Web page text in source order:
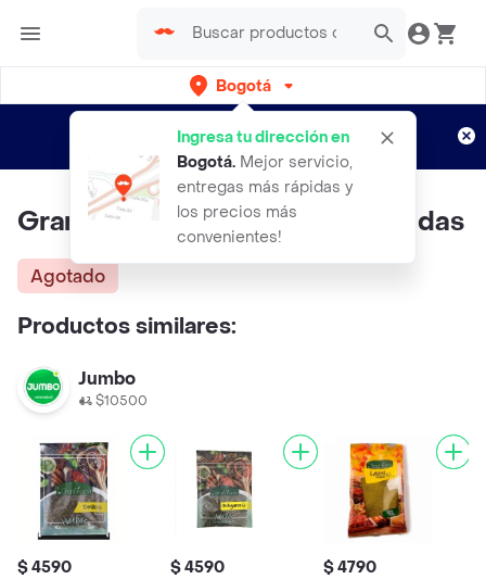
Bogotá
Ingresa tu dirección en
Bogotá. Mejor servicio,
entregas más rápidas y
los precios más
convenientes!
envíos gratis por semanas
Aplican TyC
Gran Aroma hierbas deshidratadas
Agotado
Productos similares:
Jumbo
$10500
$ 4590 $ 4590 $ 4790